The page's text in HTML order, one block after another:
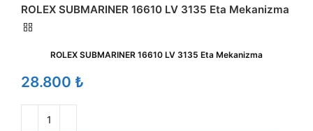
ROLEX SUBMARINER 16610 LV 3135 Eta Mekanizma
ROLEX SUBMARINER 16610 LV 3135 Eta Mekanizma
₺